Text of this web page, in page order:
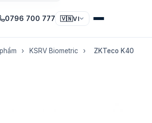
0796 700 777 🇻🇳VI
› KSRV Biometric ›
ZKTeco K40